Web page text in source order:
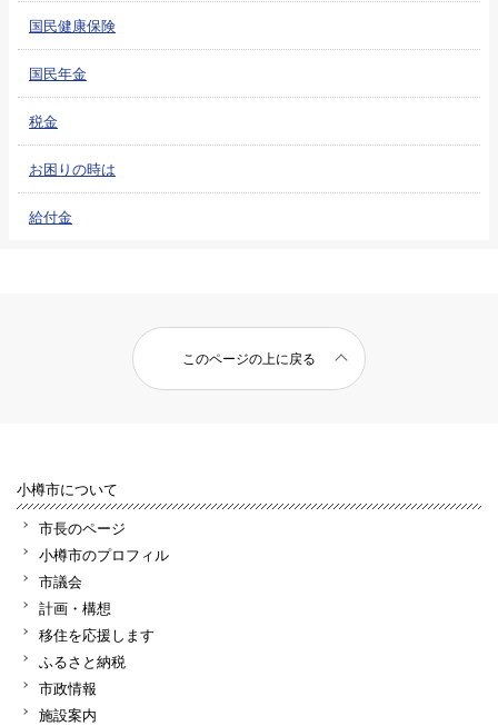
国民健康保険
国民年金
税金
お困りの時は
給付金
このページの上に戻る
小樽市について
市長のページ
小樽市のプロフィル
市議会
計画・構想
移住を応援します
ふるさと納税
市政情報
施設案内